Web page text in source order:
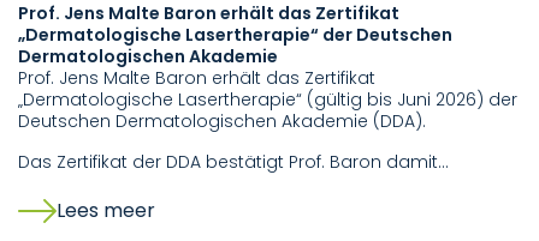
Prof. Jens Malte Baron erhält das Zertifikat
„Dermatologische Lasertherapie“ der Deutschen
Dermatologischen Akademie
Prof. Jens Malte Baron erhält das Zertifikat
„Dermatologische Lasertherapie“ (gültig bis Juni 2026) der
Deutschen Dermatologischen Akademie (DDA).
Das Zertifikat der DDA bestätigt Prof. Baron damit…
Lees meer